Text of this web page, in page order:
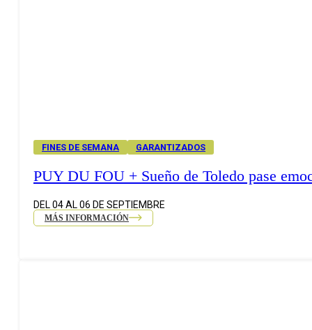
FINES DE SEMANA GARANTIZADOS
PUY DU FOU + Sueño de Toledo pase
DEL 04 AL 06 DE SEPTIEMBRE
MÁS INFORMACIÓN